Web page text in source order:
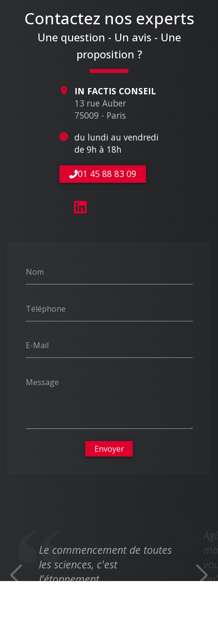
Contactez nos experts
Une question - Un avis - Une
proposition ?
Nom
Téléphone
E-Mail
Message
Envoyer
IN FACTIS CONSEIL
13 rue Auber
75009 - Paris
du lundi au vendredi
de 9h à 18h
01 45 88 83 09
Le commencement de toutes
les sciences, c'est
l'étonnement.